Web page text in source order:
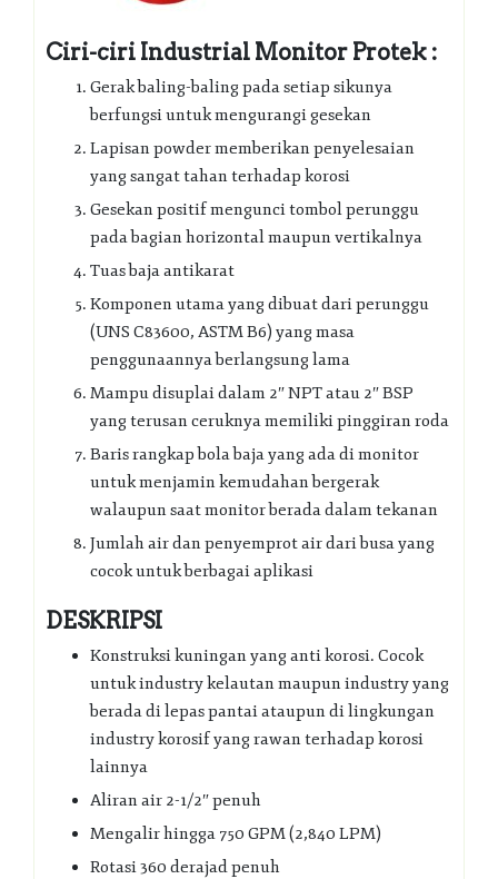
Ciri-ciri Industrial Monitor Protek :
Gerak baling-baling pada setiap sikunya
berfungsi untuk mengurangi gesekan
Lapisan powder memberikan penyelesaian
yang sangat tahan terhadap korosi
Gesekan positif mengunci tombol perunggu
pada bagian horizontal maupun vertikalnya
Tuas baja antikarat
Komponen utama yang dibuat dari perunggu
(UNS C83600, ASTM B6) yang masa
penggunaannya berlangsung lama
Mampu disuplai dalam 2″ NPT atau 2″ BSP
yang terusan ceruknya memiliki pinggiran roda
Baris rangkap bola baja yang ada di monitor
untuk menjamin kemudahan bergerak
walaupun saat monitor berada dalam tekanan
Jumlah air dan penyemprot air dari busa yang
cocok untuk berbagai aplikasi
DESKRIPSI
Konstruksi kuningan yang anti korosi. Cocok
untuk industry kelautan maupun industry yang
berada di lepas pantai ataupun di lingkungan
industry korosif yang rawan terhadap korosi
lainnya
Aliran air 2-1/2″ penuh
Mengalir hingga 750 GPM (2,840 LPM)
Rotasi 360 derajad penuh